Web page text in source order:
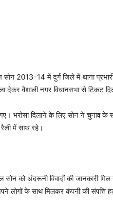
2013-14 में दुर्ग जिले में थाना
देकर वैशाली नगर विधानसभा से टिकट
भरोसा दिलाने के लिए सोन ने चुनाव के
में साथ रहे।
सोन को अंदरूनी विवादों की जानकारी
लोगों के साथ मिलकर कंपनी की संपत्ति